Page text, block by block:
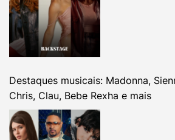
Destaques musicais: Madonna,
Chris, Clau, Bebe Rexha e mais